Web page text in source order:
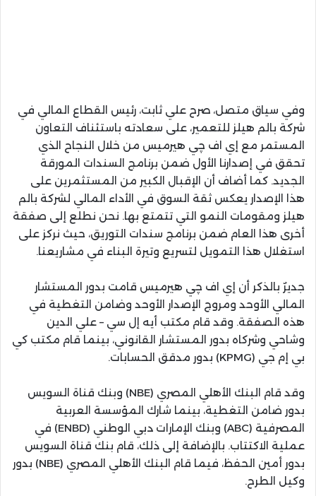
وفي سياق متصل، صرح علي ثابت، رئيس القطاع المالي في
شركة بالم هيلز للتعمير، على سعادته باستئناف التعاون
المستمر مع إي اف چي هيرميس من خلال النجاح الذي
تحقق في إصدارنا الأول ضمن برنامج السندات المورقة
الجديد. كما أضاف أن الإقبال الكبير من المستثمرين على
هذا الإصدار يعكس ثقة السوق في الأداء المالي لشركة بالم
هيلز ومقومات النمو التي تتمتع بها. نحن نطلع إلى صفقة
أخرى هذا العام ضمن برنامج سندات التوريق، حيث نركز على
استغلال هذا التمويل لتسريع وتيرة البناء في مشاريعنا.
جديرٌ بالذكر أن إي اف چي هيرميس قامت بدور المستشار
المالي الأوحد ومروج الإصدار الأوحد وضامن التغطية في
هذه الصفقة. وقد قام مكتب أيه إل سي – علي الدين
وشاحي وشركاه بدور المستشار القانوني، بينما قام مكتب كي
بي إم جي (KPMG) بدور مدقق الحسابات.
وقد قام البنك الأهلي المصري (NBE) وبنك قناة السويس
بدور ضامن التغطية، بينما شارك المؤسسة العربية
المصرفية (ABC) وبنك الإمارات دبي الوطني (ENBD) في
عملية الاكتتاب. بالإضافة إلى ذلك، قام بنك قناة السويس
بدور أمين الحفظ، فيما قام البنك الأهلي المصري (NBE) بدور
وكيل الطرح.